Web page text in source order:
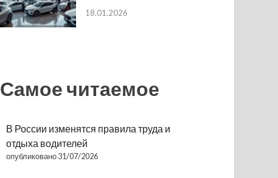
18.01.2026
Самое читаемое
В России изменятся правила труда и
отдыха водителей
опубликовано 31/07/2026